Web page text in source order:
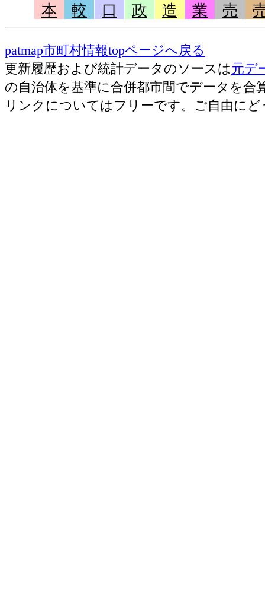
本
較
口
政
造
業
売
patmap市町村情報topページへ戻る
更新履歴および統計データのソースは元デ
の自治体を基準に合併都市間でデータを合
リンクについてはフリーです。ご自由にど